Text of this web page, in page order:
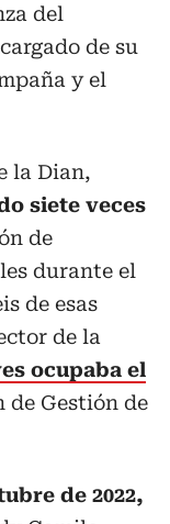
del
de su
y el
la Dian,
siete veces
de
durante el
de esas
de la
ocupaba el
de Gestión de
de 2022,